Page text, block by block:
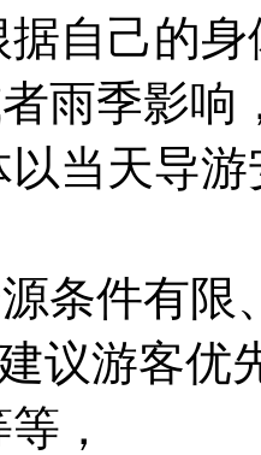
据自己的
雨季影
当天导
条件有限
议游客
，